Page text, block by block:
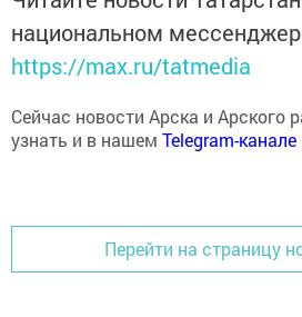
национальном
https://max.ru/tatmedia
узнать и в нашемTelegram-канале
Перейти на страницу